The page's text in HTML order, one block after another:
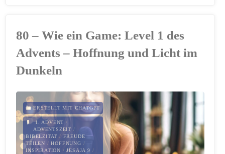
Unlocked:
die
Kerze
des
80 – Wie ein Game: Level 1 des
Advents – Hoffnung und Licht im
Dunkeln
ERSTELLT MIT CHATGPT
1. ADVENT /
ADVENTSZEIT /
BIBELZITAT / FREUDE
TEILEN /HOFFNUNG /
INSPIRATION /JESAJA 9 /